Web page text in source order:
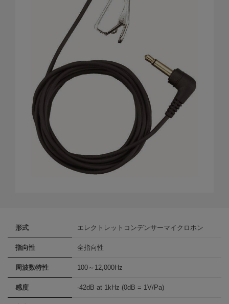
形式 エレクトレットコンデンサーマイクロホン
指向性 全指向性
周波数特性 100～12,000Hz
感度 -42dB at 1kHz (0dB = 1V/Pa)